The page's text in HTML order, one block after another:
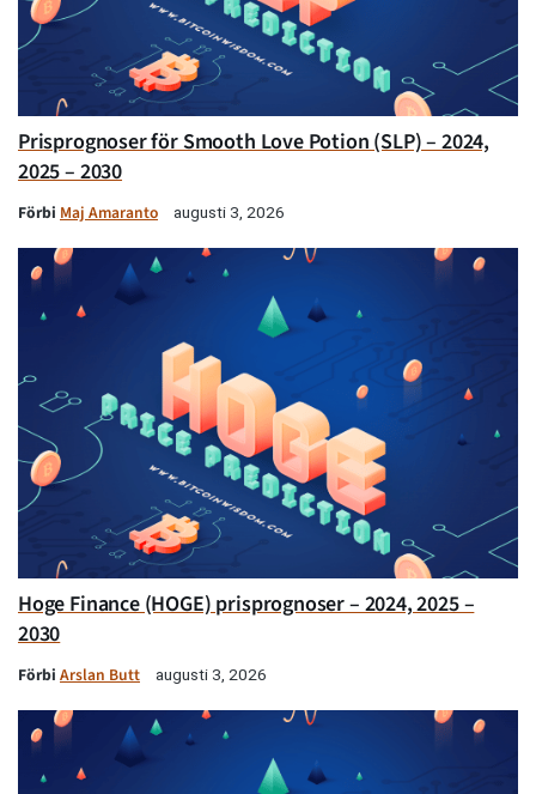
Prisprognoser för Smooth Love Potion (SLP) – 2024,
2025 – 2030
Förbi Maj Amaranto augusti 3, 2026
Hoge Finance (HOGE) prisprognoser – 2024, 2025 –
2030
Förbi Arslan Butt augusti 3, 2026